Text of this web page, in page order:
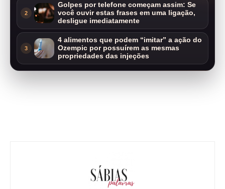
2
Golpes por telefone começam assim: Se
você ouvir estas frases em uma ligação,
desligue imediatamente
3
4 alimentos que podem “imitar” a ação do
Ozempic por possuírem as mesmas
propriedades das injeções